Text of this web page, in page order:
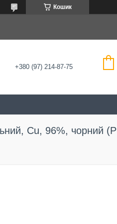
Кошик
+380 (97) 214-87-75
Cu, 96%, чорний